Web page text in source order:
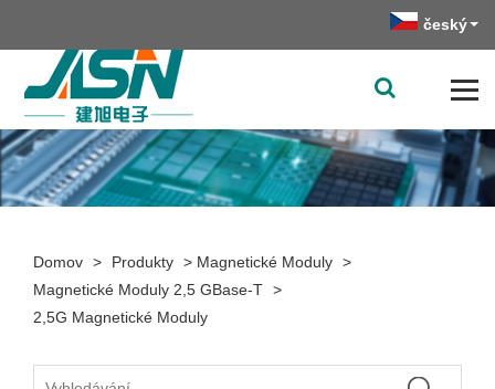
český
Domov > Produkty > Magnetické Moduly >
Magnetické Moduly 2,5 GBase-T >
2,5G Magnetické Moduly